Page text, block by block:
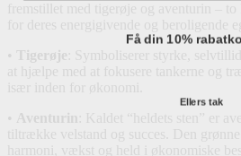
Få din 10%
Ellers tak